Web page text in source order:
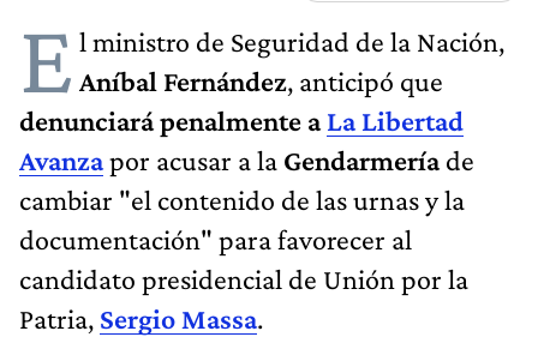
E l ministro de Seguridad de la Nación,
Aníbal Fernández, anticipó que
denunciará penalmente aLa Libertad
Avanzapor acusar a la Gendarmeríade
cambiar "el contenido de las urnas y la
documentación" para favorecer al
candidato presidencial de Unión por la
Patria, Sergio Massa.